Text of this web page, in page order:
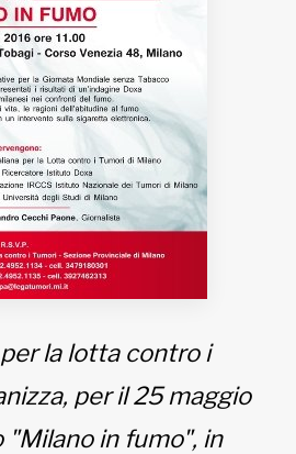
De
C.
(Italia)
la lotta contro i
per il 25 maggio
"Milano in fumo", in